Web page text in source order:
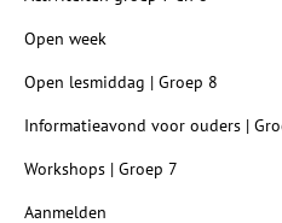
Open week
Open lesmiddag | Groep 8
Informatieavond voor ouders |
Workshops | Groep 7
Aanmelden